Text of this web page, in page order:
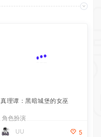
真理谭：黑暗城堡的女巫
角色扮演
UU
5